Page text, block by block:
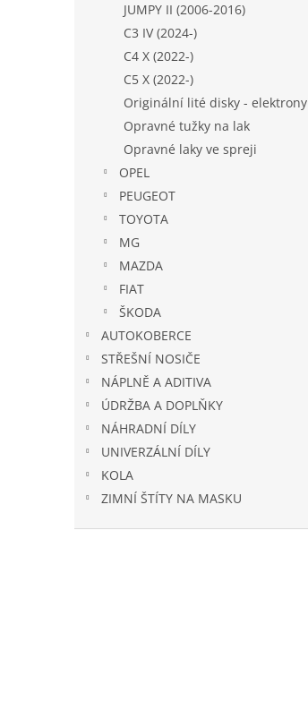
JUMPY II (2006-2016)
C3 IV (2024-)
C4 X (2022-)
C5 X (2022-)
Originální lité disky - elektrony
Opravné tužky na lak
Opravné laky ve spreji
OPEL
PEUGEOT
TOYOTA
MG
MAZDA
FIAT
ŠKODA
AUTOKOBERCE
STŘEŠNÍ NOSIČE
NÁPLNĚ A ADITIVA
ÚDRŽBA A DOPLŇKY
NÁHRADNÍ DÍLY
UNIVERZÁLNÍ DÍLY
KOLA
ZIMNÍ ŠTÍTY NA MASKU